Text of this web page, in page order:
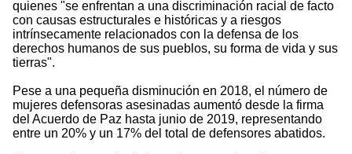
quienes "se enfrentan a una discriminación racial de facto
con causas estructurales e históricas y a riesgos
intrínsecamente relacionados con la defensa de los
derechos humanos de sus pueblos, su forma de vida y sus
tierras".
Pese a una pequeña disminución en 2018, el número de
mujeres defensoras asesinadas aumentó desde la firma
del Acuerdo de Paz hasta junio de 2019, representando
entre un 20% y un 17% del total de defensores abatidos.